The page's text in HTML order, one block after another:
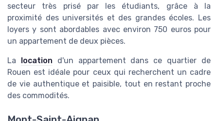
secteur très prisé par les étudiants, grâce à la
proximité des universités et des grandes écoles. Les
loyers y sont abordables avec environ 750 euros pour
un appartement de deux pièces.
La location d'un appartement dans ce quartier de
Rouen est idéale pour ceux qui recherchent un cadre
de vie authentique et paisible, tout en restant proche
des commodités.